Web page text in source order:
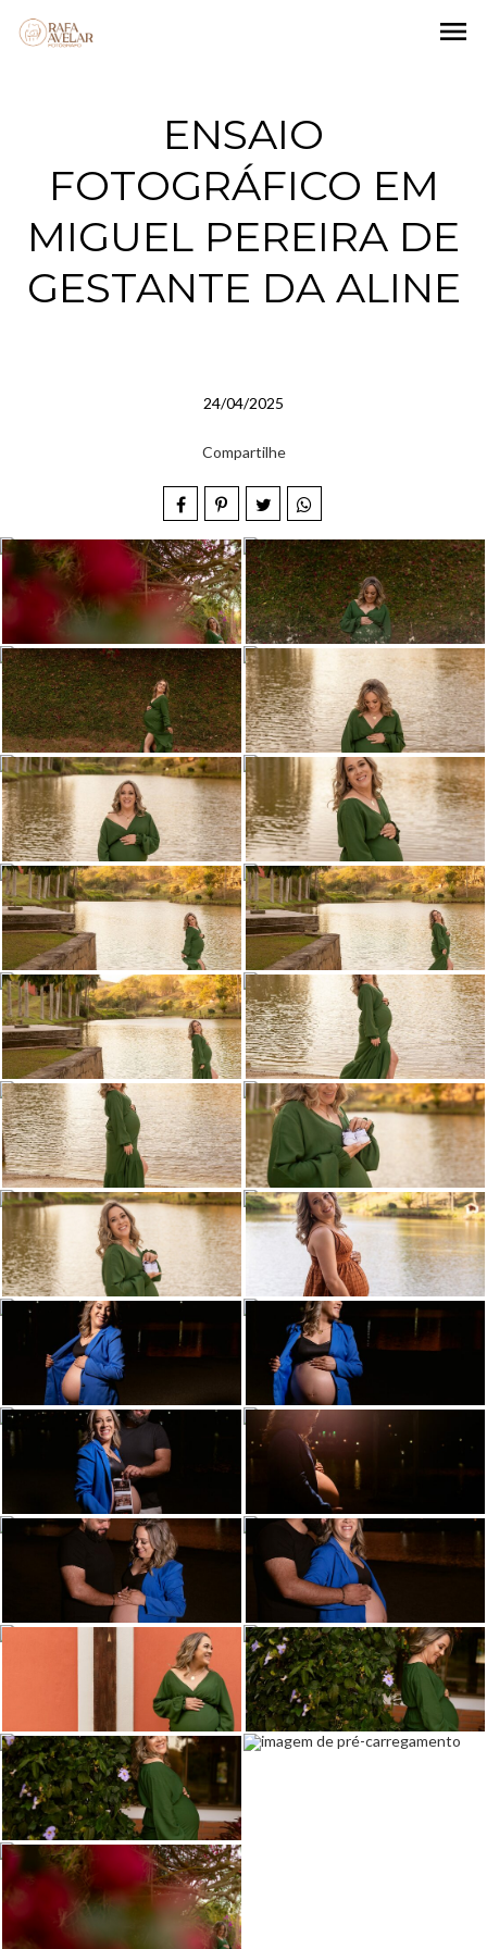
menu
ENSAIO
FOTOGRÁFICO EM
MIGUEL PEREIRA DE
GESTANTE DA ALINE
24/04/2025
Compartilhe